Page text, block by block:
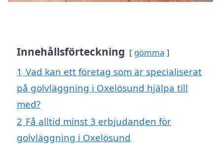
Innehållsförteckning gömma
1 Vad kan ett företag som är specialiserat
på golvläggning i Oxelösund hjälpa till
med?
2 Få alltid minst 3 erbjudanden för
golvläggning i Oxelösund